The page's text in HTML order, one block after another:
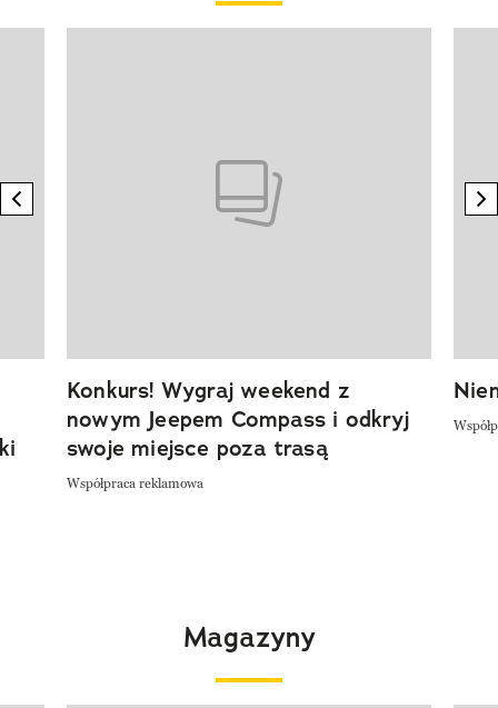
previous element
Konkurs! Wygraj weekend z
nowym Jeepem Compass i odkryj
swoje miejsce poza trasą
Współpraca reklamowa
Magazyny